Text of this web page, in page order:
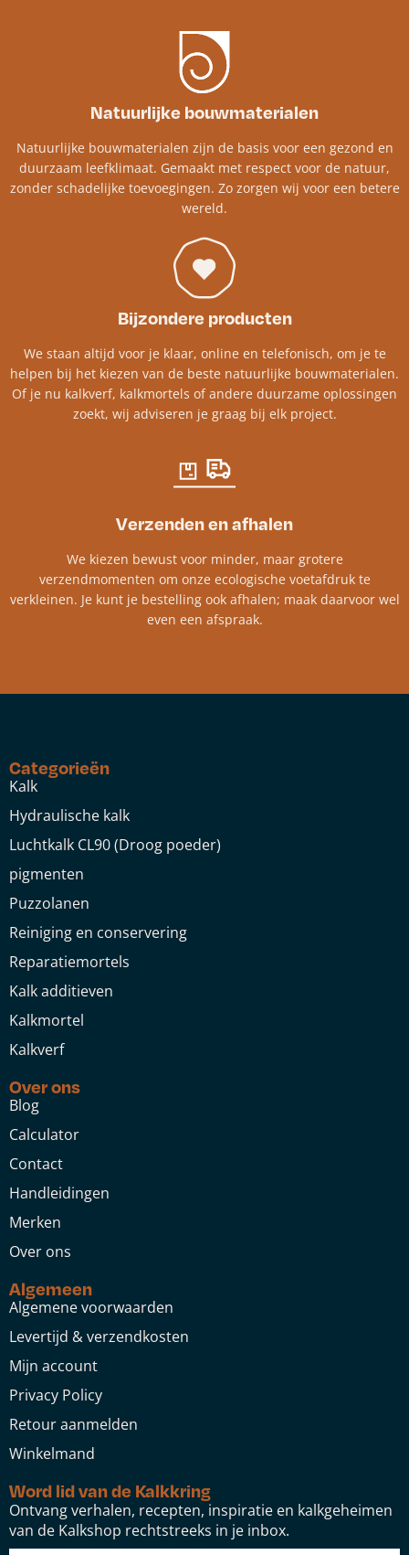
Natuurlijke bouwmaterialen
Natuurlijke bouwmaterialen zijn de basis voor een gezond en
duurzaam leefklimaat. Gemaakt met respect voor de natuur,
zonder schadelijke toevoegingen. Zo zorgen wij voor een betere
wereld.
Bijzondere producten
We staan altijd voor je klaar, online en telefonisch, om je te
helpen bij het kiezen van de beste natuurlijke bouwmaterialen.
Of je nu kalkverf, kalkmortels of andere duurzame oplossingen
zoekt, wij adviseren je graag bij elk project.​
Verzenden en afhalen
We kiezen bewust voor minder, maar grotere
verzendmomenten om onze ecologische voetafdruk te
verkleinen. Je kunt je bestelling ook afhalen; maak daarvoor wel
even een afspraak.
Categorieën
Kalk
Hydraulische kalk
Luchtkalk CL90 (Droog poeder)
pigmenten
Puzzolanen
Reiniging en conservering
Reparatiemortels
Kalk additieven
Kalkmortel
Kalkverf
Over ons
Blog
Calculator
Contact
Handleidingen
Merken
Over ons
Algemeen
Algemene voorwaarden
Levertijd & verzendkosten
Mijn account
Privacy Policy
Retour aanmelden
Winkelmand
Word lid van de Kalkkring
Ontvang verhalen, recepten, inspiratie en kalkgeheimen
van de Kalkshop rechtstreeks in je inbox.